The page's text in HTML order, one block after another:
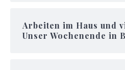
Arbeiten im Haus und
Unser Wochenende in